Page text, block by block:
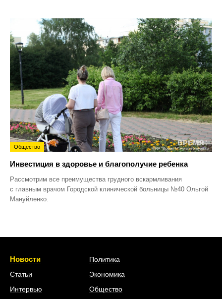
Общество
Инвестиция в здоровье и благополучие ребенка
Рассмотрим все преимущества грудного вскармливания
с главным врачом Городской клинической больницы №40 Ольгой
Мануйленко.
Новости
Статьи
Интервью
Политика
Экономика
Общество